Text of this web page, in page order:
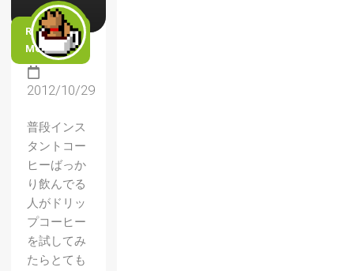
READ
MORE
2012/10/29
普段インス
タントコー
ヒーばっか
り飲んでる
人がドリッ
プコーヒー
を試してみ
たらとても